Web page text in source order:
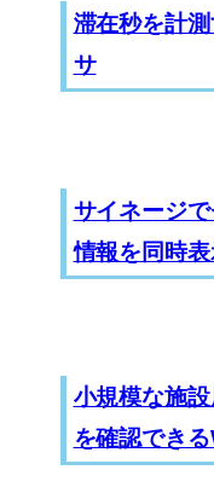
滞在秒を計
サ
サイネージ
情報を同時
小規模な施
を確認でき